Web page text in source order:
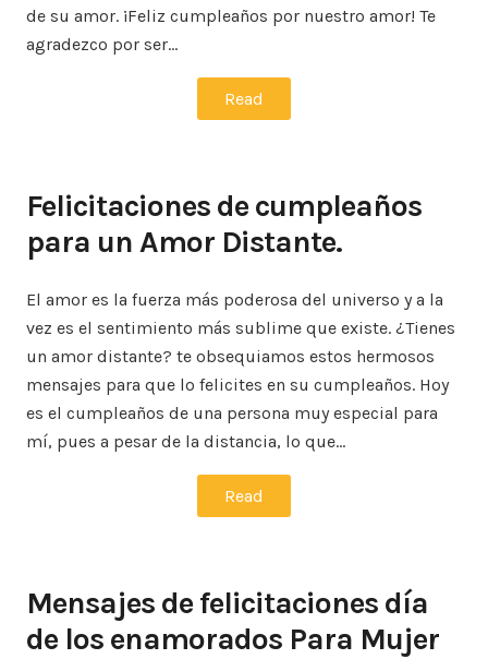
de su amor. ¡Feliz cumpleaños por nuestro amor! Te
agradezco por ser…
Read
Felicitaciones de cumpleaños
para un Amor Distante.
El amor es la fuerza más poderosa del universo y a la
vez es el sentimiento más sublime que existe. ¿Tienes
un amor distante? te obsequiamos estos hermosos
mensajes para que lo felicites en su cumpleaños. Hoy
es el cumpleaños de una persona muy especial para
mí, pues a pesar de la distancia, lo que…
Read
Mensajes de felicitaciones día
de los enamorados Para Mujer